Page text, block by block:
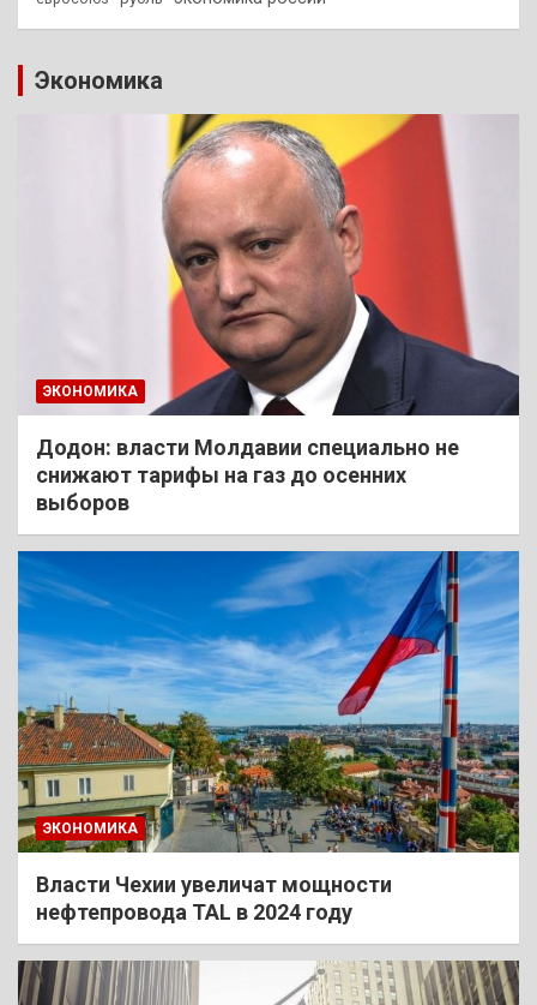
Экономика
ЭКОНОМИКА
Додон: власти Молдавии специально не
снижают тарифы на газ до осенних
выборов
ЭКОНОМИКА
Власти Чехии увеличат мощности
нефтепровода TAL в 2024 году